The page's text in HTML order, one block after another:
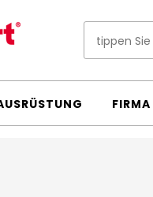
FIRMA